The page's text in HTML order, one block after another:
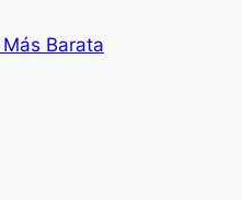
Barata